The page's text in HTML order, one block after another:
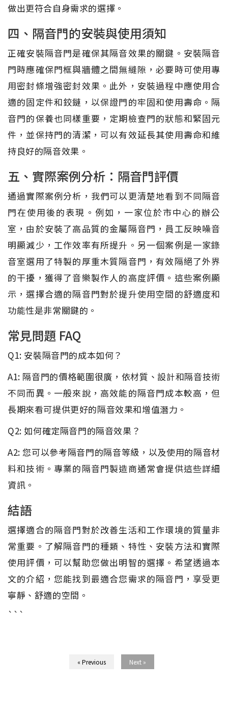
做出更符合自身需求的選擇。
四、隔音門的安裝與使用須知
正確安裝隔音門是確保其隔音效果的關鍵。安裝隔音
門時應確保門框與牆體之間無縫隙，必要時可使用專
用密封條增強密封效果。此外，安裝過程中應使用合
適的固定件和鉸鏈，以保證門的牢固和使用壽命。隔
音門的保養也同樣重要，定期檢查門的狀態和緊固元
件，並保持門的清潔，可以有效延長其使用壽命和維
持良好的隔音效果。
五、實際案例分析：隔音門評價
通過實際案例分析，我們可以更清楚地看到不同隔音
門在使用後的表現。例如，一家位於市中心的辦公
室，由於安裝了高品質的金屬隔音門，員工反映噪音
明顯減少，工作效率有所提升。另一個案例是一家錄
音室選用了特製的厚重木質隔音門，有效隔絕了外界
的干擾，獲得了音樂製作人的高度評價。這些案例顯
示，選擇合適的隔音門對於提升使用空間的舒適度和
功能性是非常關鍵的。
常見問題 FAQ
Q1: 安裝隔音門的成本如何？
A1: 隔音門的價格範圍很廣，依材質、設計和隔音技術
不同而異。一般來說，高效能的隔音門成本較高，但
長期來看可提供更好的隔音效果和增值潛力。
Q2: 如何確定隔音門的隔音效果？
A2: 您可以參考隔音門的隔音等級，以及使用的隔音材
料和技術。專業的隔音門製造商通常會提供這些詳細
資訊。
結語
選擇適合的隔音門對於改善生活和工作環境的質量非
常重要。了解隔音門的種類、特性、安裝方法和實際
使用評價，可以幫助您做出明智的選擇。希望透過本
文的介紹，您能找到最適合您需求的隔音門，享受更
寧靜、舒適的空間。
```
« Previous Next »